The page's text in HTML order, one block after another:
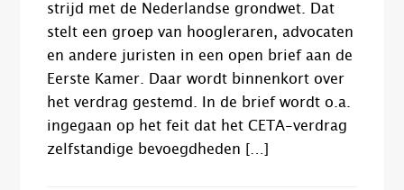
strijd met de Nederlandse grondwet. Dat
stelt een groep van hoogleraren, advocaten
en andere juristen in een open brief aan de
Eerste Kamer. Daar wordt binnenkort over
het verdrag gestemd. In de brief wordt o.a.
ingegaan op het feit dat het CETA-verdrag
zelfstandige bevoegdheden […]